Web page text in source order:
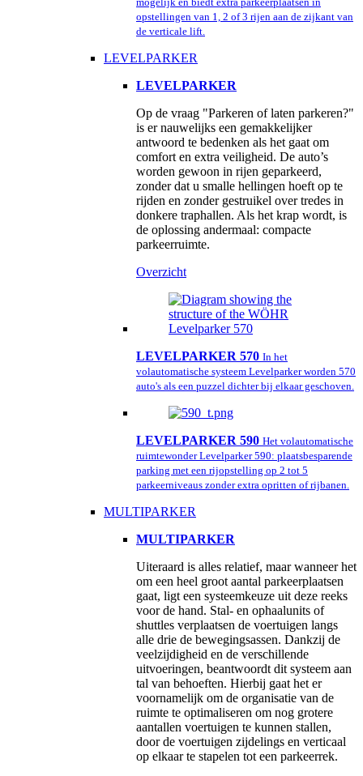
opstellingen van 1, 2 of 3 rijen aan de zijkant van
de verticale lift.
LEVELPARKER
LEVELPARKER
Op de vraag "Parkeren of laten parkeren?"
is er nauwelijks een gemakkelijker
antwoord te bedenken als het gaat om
comfort en extra veiligheid. De auto’s
worden gewoon in rijen geparkeerd,
zonder dat u smalle hellingen hoeft op te
rijden en zonder gestruikel over tredes in
donkere traphallen. Als het krap wordt, is
de oplossing andermaal: compacte
parkeerruimte.
Overzicht
LEVELPARKER 570 In het
volautomatische systeem Levelparker worden 570
auto's als een puzzel dichter bij elkaar geschoven.
LEVELPARKER 590 Het volautomatische
ruimtewonder Levelparker 590: plaatsbesparende
parking met een rijopstelling op 2 tot 5
parkeerniveaus zonder extra opritten of rijbanen.
MULTIPARKER
MULTIPARKER
Uiteraard is alles relatief, maar wanneer het
om een heel groot aantal parkeerplaatsen
gaat, ligt een systeemkeuze uit deze reeks
voor de hand. Stal- en ophaalunits of
shuttles verplaatsen de voertuigen langs
alle drie de bewegingsassen. Dankzij de
veelzijdigheid en de verschillende
uitvoeringen, beantwoordt dit systeem aan
tal van behoeften. Hierbij gaat het er
voornamelijk om de organisatie van de
ruimte te optimaliseren om nog grotere
aantallen voertuigen te kunnen stallen,
door de voertuigen zijdelings en verticaal
op elkaar te stapelen tot een parkeerrek.